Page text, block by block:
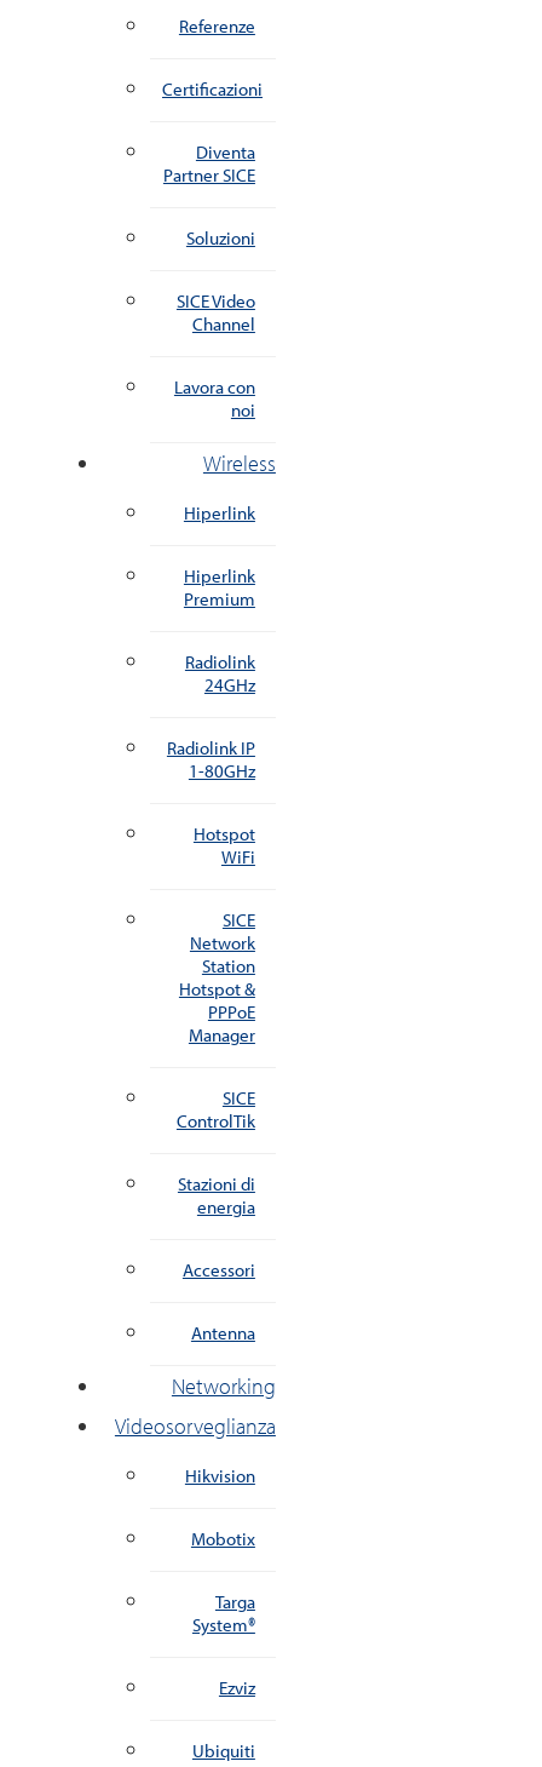
Referenze
Certificazioni
Diventa
Partner SICE
Soluzioni
SICE Video
Channel
Lavora con
noi
Wireless
Hiperlink
Hiperlink
Premium
Radiolink
24GHz
Radiolink IP
1-80GHz
Hotspot
WiFi
SICE
Network
Station
Hotspot &
PPPoE
Manager
SICE
ControlTik
Stazioni di
energia
Accessori
Antenna
Networking
Videosorveglianza
Hikvision
Mobotix
Targa
System®
Ezviz
Ubiquiti